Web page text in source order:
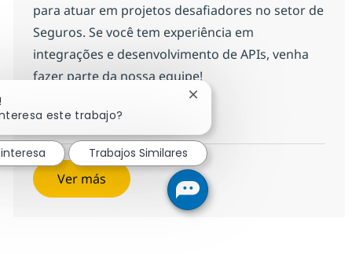
para atuar em projetos desafiadores no setor de
Seguros. Se você tem experiência em
integrações e desenvolvimento de APIs, venha
fazer parte da nossa equipe!
Aplicar ahora
Salvar Pessoa Desenvolvedora Java - Core
Ver más
este trabajo?
Cerrar notificación de
Trabajos Similares